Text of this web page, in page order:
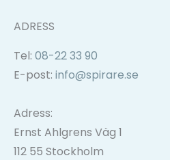
ADRESS
Tel: 08-22 33 90
E-post: info@spirare.se
Adress:
Ernst Ahlgrens Väg 1
112 55 Stockholm